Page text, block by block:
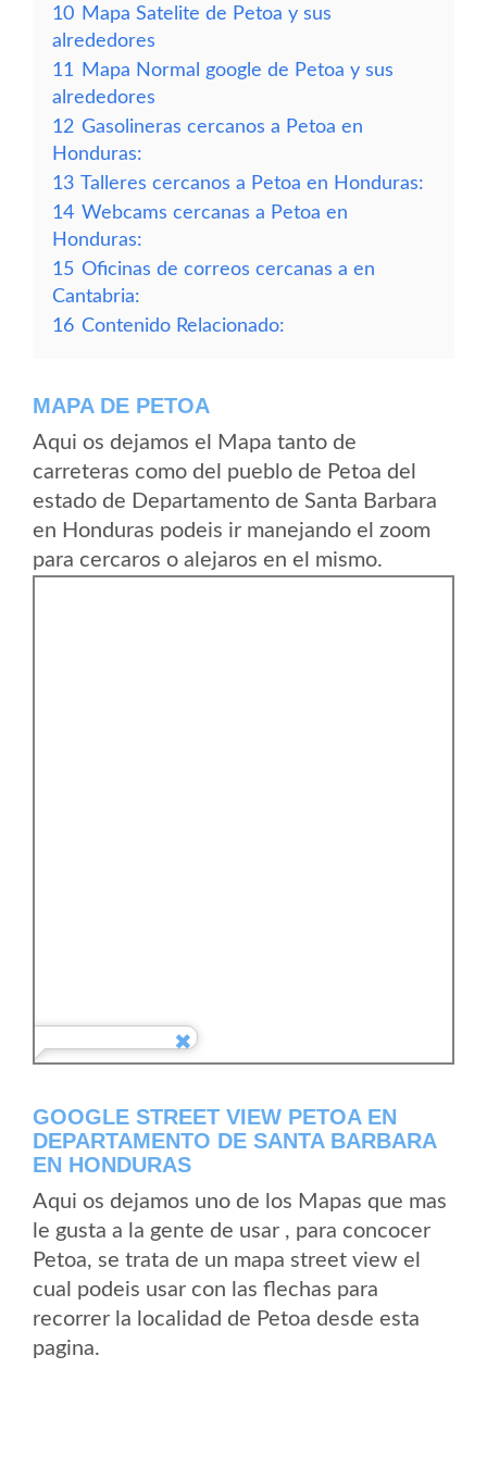
10 Mapa Satelite de Petoa y sus
alrededores
11
Mapa Normal google de Petoa y sus
alrededores
12 Gasolineras cercanos a Petoa en
Honduras:
13 Talleres cercanos a Petoa en Honduras:
14 Webcams cercanas a Petoa en
Honduras:
15 Oficinas de correos cercanas a en
Cantabria:
16 Contenido Relacionado:
MAPA DE PETOA
Aqui os dejamos el Mapa tanto de
carreteras como del pueblo de Petoa del
estado de Departamento de Santa Barbara
en Honduras podeis ir manejando el zoom
para cercaros o alejaros en el mismo.
GOOGLE STREET VIEW PETOA EN
DEPARTAMENTO DE SANTA BARBARA
EN HONDURAS
Aqui os dejamos uno de los Mapas que mas
le gusta a la gente de usar , para concocer
Petoa, se trata de un mapa street view el
cual podeis usar con las flechas para
recorrer la localidad de Petoa desde esta
pagina.